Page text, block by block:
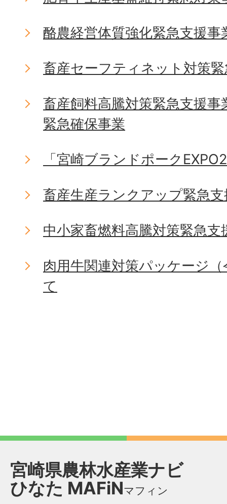
酪農経営体質強化緊急支援事
畜産セーフティネット対策
畜産飼料高騰対策緊急支援
緊急確保事業
「宮崎ブランドポーク
畜産生産ランクアップ緊急
中小家畜燃料高騰対策緊急支
肉用牛関連対策パッケージ
て
宮崎県農林水産業ナビ
ひなた MAFiNマフィン